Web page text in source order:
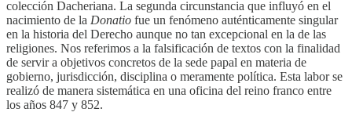
colección Dacheriana. La segunda circunstancia que influyó en el
nacimiento de la Donatio fue un fenómeno auténticamente singular
en la historia del Derecho aunque no tan excepcional en la de las
religiones. Nos referimos a la falsificación de textos con la finalidad
de servir a objetivos concretos de la sede papal en materia de
gobierno, jurisdicción, disciplina o meramente política. Esta labor se
realizó de manera sistemática en una oficina del reino franco entre
los años 847 y 852.